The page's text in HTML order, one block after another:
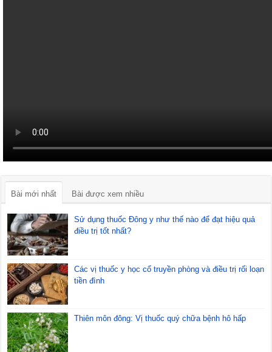
Bài mới nhất Bài được xem nhiều
Sử dụng thuốc Đông y như thế nào để đạt hiệu quả
điều trị tốt nhất?
Các vị thuốc y học cổ truyền phòng và điều trị rối loạn
tiền đình
Thiên môn đông: Vị thuốc quý chữa bệnh hô hấp